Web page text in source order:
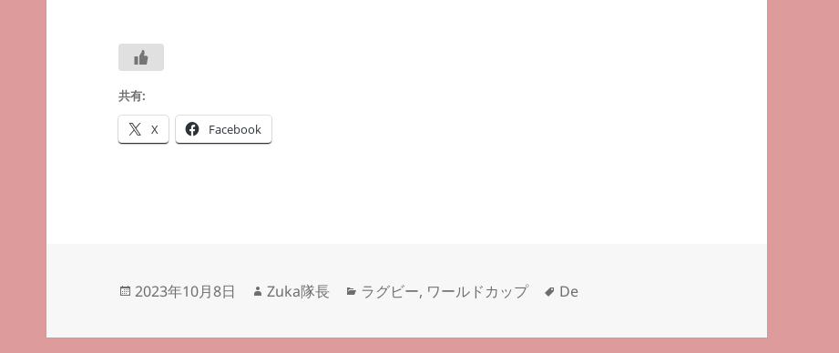
共有:
X Facebook
投
日:
2023年10月8日
作
者
Zuka隊長
カ
ゴ
ラグビー, ワールドカップ
タ
De